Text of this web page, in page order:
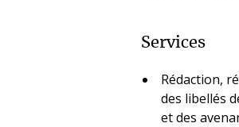
Services
Rédaction,
des libellés
et des